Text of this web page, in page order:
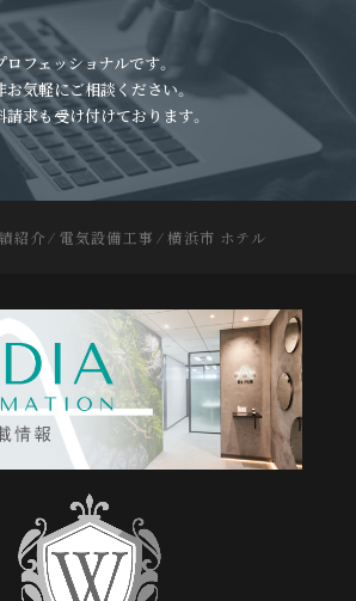
フェッショナルです。
お気軽にご相談ください。
請求も受け付けております。
紹介 ⁄ 電気設備工事 ⁄横浜市 ホテル